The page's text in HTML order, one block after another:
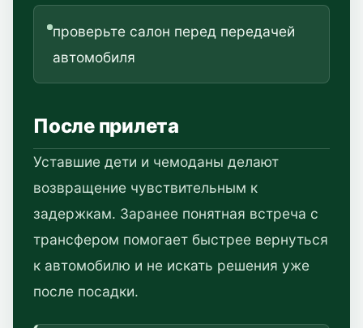
проверьте салон перед передачей
автомобиля
После прилета
Уставшие дети и чемоданы делают
возвращение чувствительным к
задержкам. Заранее понятная встреча с
трансфером помогает быстрее вернуться
к автомобилю и не искать решения уже
после посадки.